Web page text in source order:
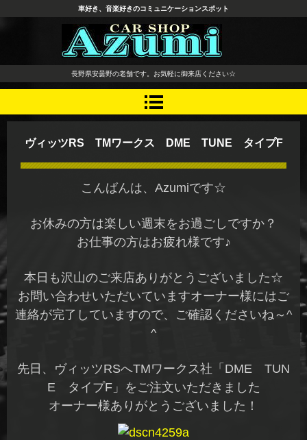
長野県 安曇野市 タイヤ ホ
イール デッドニング カーオ
ーディオ レカロシート
車好き、音楽好きのコミュニケーションスポット
長野県安曇野の老舗です。お気軽に御来店ください☆
ヴィッツRS TMワークス DME TUNE タイプF
こんばんは、Azumiです☆
お休みの方は楽しい週末をお過ごしですか？
お仕事の方はお疲れ様です♪
本日も沢山のご来店ありがとうございました☆
お問い合わせいただいていますオーナー様にはご
連絡が完了していますので、ご確認くださいね～^
^
先日、ヴィッツRSへTMワークス社「DME TUN
E タイプF」をご注文いただきました
オーナー様ありがとうございました！